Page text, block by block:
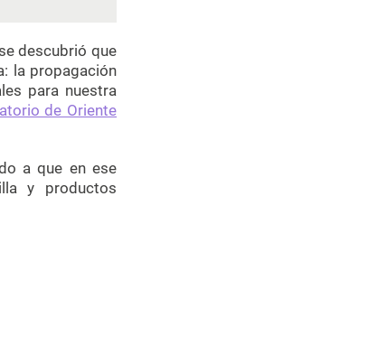
descubrió que
la propagación
para nuestra
de Oriente
a que en ese
y productos